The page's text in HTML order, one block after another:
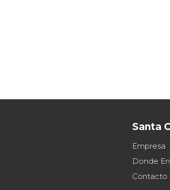
Santa
Empresa
Donde
Contacto